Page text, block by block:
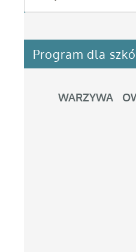
Program dla
WARZYWA